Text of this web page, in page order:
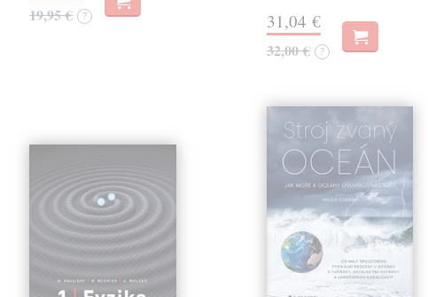
19,95 € ? 31,04 €
32,00 € ?